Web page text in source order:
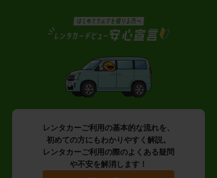
レンタカーご利用の基本的な流れを、
初めての方にもわかりやすく解説。
レンタカーご利用の際のよくある疑問
や不安を解消します！